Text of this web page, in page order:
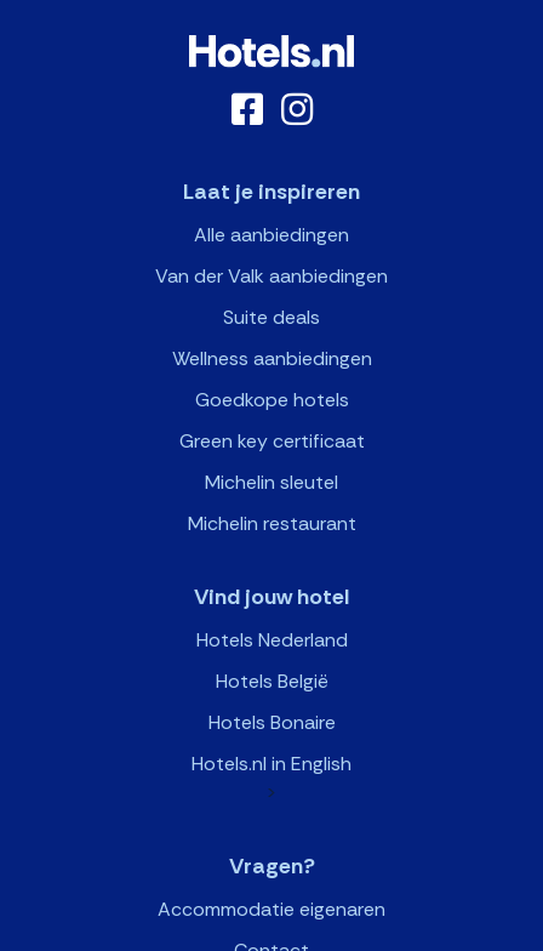
Laat je inspireren
Alle aanbiedingen
Van der Valk aanbiedingen
Suite deals
Wellness aanbiedingen
Goedkope hotels
Green key certificaat
Michelin sleutel
Michelin restaurant
Vind jouw hotel
Hotels Nederland
Hotels België
Hotels Bonaire
Hotels.nl in English
>
Vragen?
Accommodatie eigenaren